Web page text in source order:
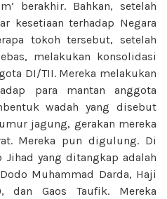
berakhir. Bahkan, setelah
kesetiaan terhadap Negara
tokoh tersebut, setelah
melakukan konsolidasi
DI/TII. Mereka melakukan
para mantan anggota
wadah yang disebut
jagung, gerakan mereka
Mereka pun digulung. Di
yang ditangkap adalah
Muhammad Darda, Haji
dan Gaos Taufik. Mereka